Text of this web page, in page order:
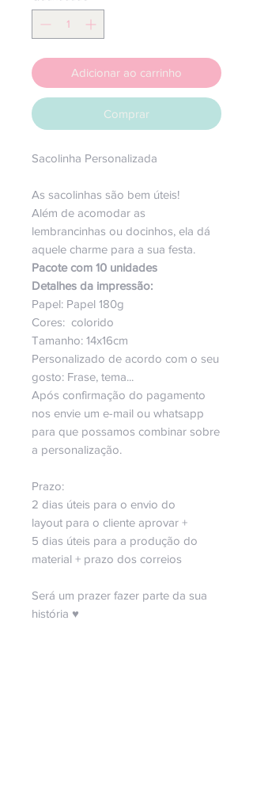
Adicionar ao carrinho
Comprar
Sacolinha Personalizada
As sacolinhas são bem úteis!
Além de acomodar as
lembrancinhas ou docinhos, ela dá
aquele charme para a sua festa.
Pacote com 10 unidades
Detalhes da impressão:
Papel: Papel 180g
Cores: colorido
Tamanho: 14x16cm
Personalizado de acordo com o seu
gosto: Frase, tema...
Após confirmação do pagamento
nos envie um e-mail ou whatsapp
para que possamos combinar sobre
a personalização.
Prazo:
2 dias úteis para o envio do
layout para o cliente aprovar +
5 dias úteis para a produção do
material + prazo dos correios
Será um prazer fazer parte da sua
história ♥